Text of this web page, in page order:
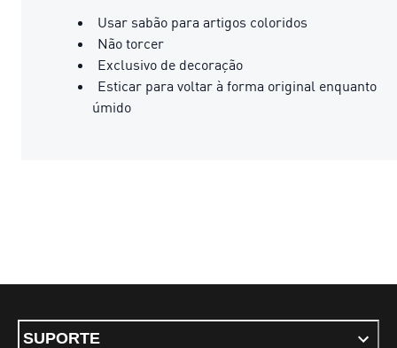
Usar sabão para artigos coloridos
Não torcer
Exclusivo de decoração
Esticar para voltar à forma original enquanto
úmido
SUPORTE